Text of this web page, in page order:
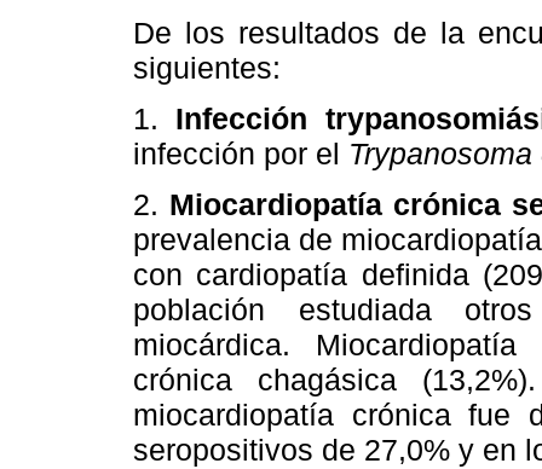
De los resultados de la
siguientes:
1. Infección
infección por el Trypanosoma
2. Miocardiopatía crónica
prevalencia de
con cardiopatía definida
población estudiada
miocárdica.
crónica chagásica
miocardiopatía crónica fue
seropositivos de 27,0% y en